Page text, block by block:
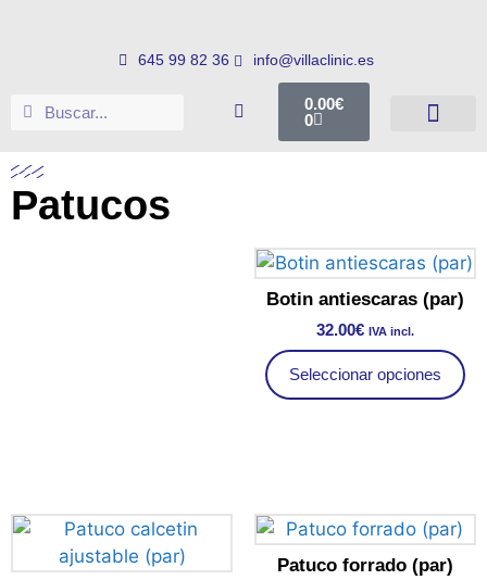
645 99 82 36 info@villaclinic.es
0.00€
0
Patucos
Botin antiescaras (par)
32.00€ IVA incl.
Seleccionar opciones
Patuco forrado (par)